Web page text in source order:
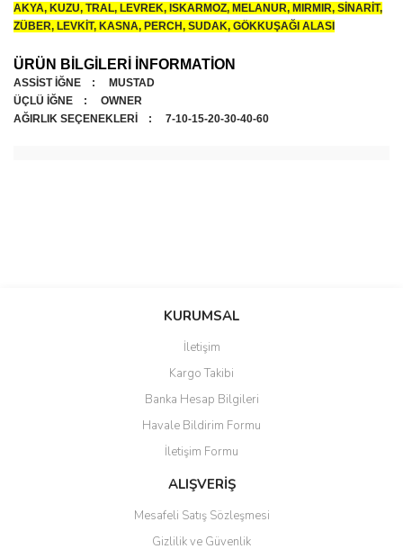
AKYA, KUZU, TRAL, LEVREK, ISKARMOZ, MELANUR, MIRMIR, SİNARİT,
ZÜBER, LEVKİT, KASNA, PERCH, SUDAK, GÖKKUŞAĞI ALASI
ÜRÜN BİLGİLERİ İNFORMATİON
ASSİST İĞNE : MUSTAD
ÜÇLÜ İĞNE : OWNER
AĞIRLIK SEÇENEKLERİ : 7-10-15-20-30-40-60
Bu ürüne ilk yorumu siz yapın!
Ürün resmi kalitesiz, bozuk veya görüntülenemiyor.
Ürün açıklamasında eksik bilgiler bulunuyor.
Ürün bilgilerinde hatalar bulunuyor.
Ürün fiyatı diğer sitelerden daha pahalı.
Bu ürüne benzer farklı alternatifler olmalı.
KURUMSAL
İletişim
Kargo Takibi
Banka Hesap Bilgileri
Havale Bildirim Formu
İletişim Formu
ALIŞVERİŞ
Mesafeli Satış Sözleşmesi
Gizlilik ve Güvenlik